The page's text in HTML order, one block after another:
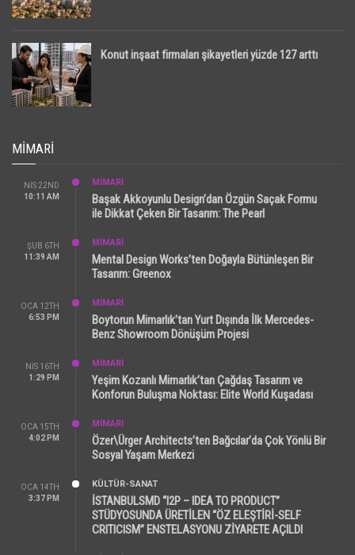
Konut inşaat firmaları şikayetleri yüzde 127 arttı
MIMARI
NIS 22ND
10:11 AM
MİMARİ
Başak Akkoyunlu Design’dan Özgün Saçak Formu
ile Dikkat Çeken Bir Tasarım: The Pearl
ŞUB 6TH
11:39 AM
MİMARİ
Mental Design Works’ten Doğayla Bütünleşen Bir
Tasarım: Greenox
OCA 12TH
6:53 PM
MİMARİ
Boytorun Mimarlık’tan Yurt Dışında İlk Mercedes-
Benz Showroom Dönüşüm Projesi
NIS 16TH
1:29 PM
MİMARİ
Yeşim Kozanlı Mimarlık’tan Çağdaş Tasarım ve
Konforun Buluşma Noktası: Elite World Kuşadası
OCA 15TH
4:02 PM
MİMARİ
Özer\Ürger Architects’ten Bağcılar’da Çok Yönlü Bir
Sosyal Yaşam Merkezi
OCA 14TH
3:37 PM
KÜLTÜR-SANAT
İSTANBULSMD “I2P – IDEA TO PRODUCT”
STÜDYOSUNDA ÜRETİLEN “ÖZ ELEŞTİRİ-SELF
CRITICISM” ENSTELASYONU ZİYARETE AÇILDI